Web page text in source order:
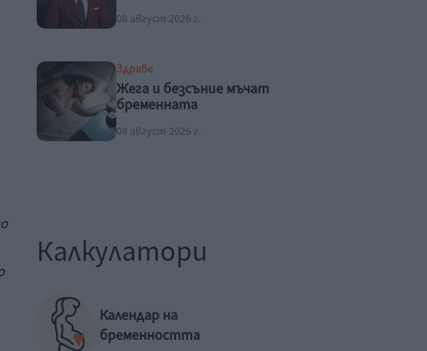
08 август 2026 г.
Здраве
Жега и безсъние мъчат
бременната
08 август 2026 г.
Калкулатори
Календар на
бременността